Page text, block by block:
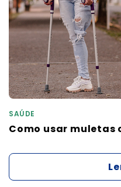
SAÚDE
Como usar muletas